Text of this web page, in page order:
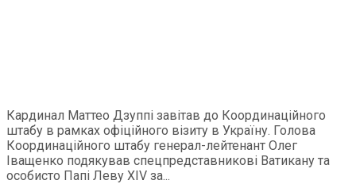
Кардинал Маттео Дзуппі завітав до Координаційного
штабу в рамках офіційного візиту в Україну. Голова
Координаційного штабу генерал-лейтенант Олег
Іващенко подякував спецпредставникові Ватикану та
особисто Папі Леву ХІV за...